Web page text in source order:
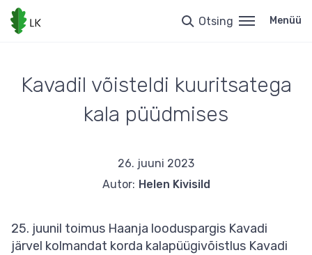
Liigu
edasi
põhisisu
Otsing Menüü
Kavadil võisteldi kuuritsatega
kala püüdmises
26. juuni 2023
Autor: Helen Kivisild
25. juunil toimus Haanja looduspargis Kavadi
järvel kolmandat korda kalapüügivõistlus Kavadi